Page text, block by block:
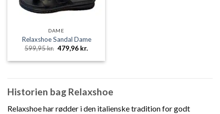
DAME
Relaxshoe Sandal Dame
599,95kr. Den
oprindelige
pris
479,96 kr.
pris
Historien bag Relaxshoe
Relaxshoe har rødder i den italienske tradition for godt